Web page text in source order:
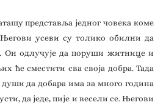
представља једног човека коме
усеви су толико обилни да
Он одлучује да поруши житнице и
ће сместити сва своја добра. Тада
души да добара има за много година
да једе, пије и весели се. Његови